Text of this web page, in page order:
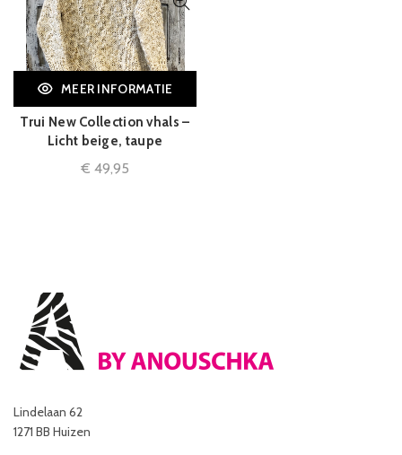
MEER INFORMATIE
Trui New Collection vhals –
Licht beige, taupe
€ 49,95
Lindelaan 62
1271 BB Huizen